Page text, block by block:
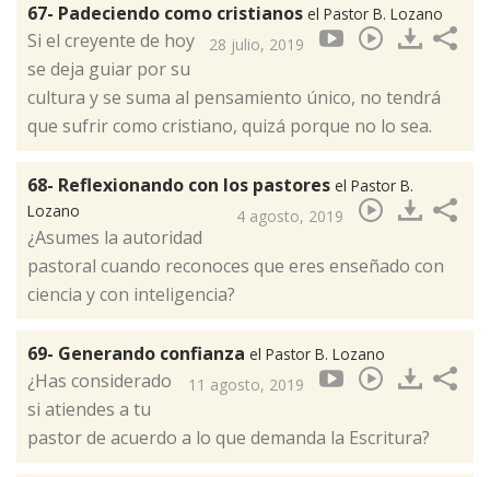
67- Padeciendo como cristianos el Pastor B. Lozano
28 julio, 2019
Si el creyente de hoy
se deja guiar por su
cultura y se suma al pensamiento único, no tendrá
que sufrir como cristiano, quizá porque no lo sea.
68- Reflexionando con los pastores el Pastor B.
Lozano
4 agosto, 2019
¿Asumes la autoridad
pastoral cuando reconoces que eres enseñado con
ciencia y con inteligencia?
69- Generando confianza el Pastor B. Lozano
11 agosto, 2019
¿Has considerado
si atiendes a tu
pastor de acuerdo a lo que demanda la Escritura?